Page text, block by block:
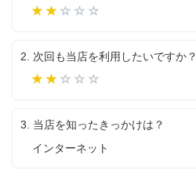
満
2. 次回も当店を利用したいですか？
用
し
た
3. 当店を知ったきっかけは？
インターネット